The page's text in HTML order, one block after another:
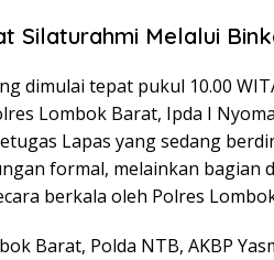
Silaturahmi Melalui
dimulai tepat pukul 10.00
Lombok Barat, Ipda I
Lapas yang sedang
formal, melainkan bagian
berkala oleh Polres
Barat, Polda NTB, AKBP